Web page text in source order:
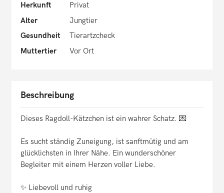
Herkunft
Privat
Alter
Jungtier
Gesundheit
Tierartzcheck
Muttertier
Vor Ort
Beschreibung
Dieses Ragdoll-Kätzchen ist ein wahrer Schatz. 💌
Es sucht ständig Zuneigung, ist sanftmütig und am
glücklichsten in Ihrer Nähe. Ein wunderschöner
Begleiter mit einem Herzen voller Liebe.
✨ Liebevoll und ruhig